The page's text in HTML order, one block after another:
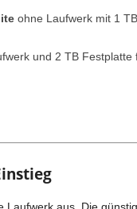
ohne Laufwerk mit 1
und 2 TB Festplatte